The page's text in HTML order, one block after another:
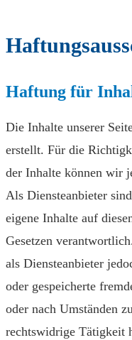
Haftung für
Die Inhalte unserer
erstellt. Für die
der Inhalte können wir
Als Diensteanbieter
eigene Inhalte auf
Gesetzen
als Diensteanbieter
oder gespeicherte
oder nach Umständen
rechtswidrige Tätigkeit